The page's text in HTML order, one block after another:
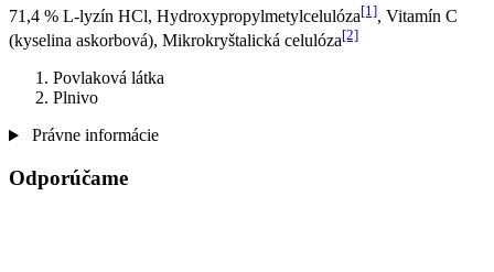
71,4 % L-lyzín HCl, Hydroxypropylmetylcelulóza[1], Vitamín C
(kyselina askorbová), Mikrokryštalická celulóza[2]
Povlaková látka
Plnivo
Právne informácie
Odporúčame